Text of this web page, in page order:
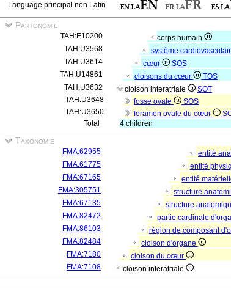
Language principal non Latin
Partonomie
TAH:E10200
corps humain
TAH:U3568
système
TAH:U3614
cœur
SOS
TAH:U14861
cloisons du cœur
TOS
TAH:U3632
cloison interatriale
SOT
TAH:U3648
fosse ovale
SOS
TAH:U3650
foramen ovale du cœur
Total
4 children
Taxonomie
FMA:62955
entité
FMA:61775
entité
FMA:67165
entité
FMA:305751
structure
FMA:67135
structure
FMA:82472
partie cardinale
FMA:86103
région de composant
FMA:82484
cloison d'organe
FMA:7180
cloison du cœur
FMA:7108
cloison interatriale